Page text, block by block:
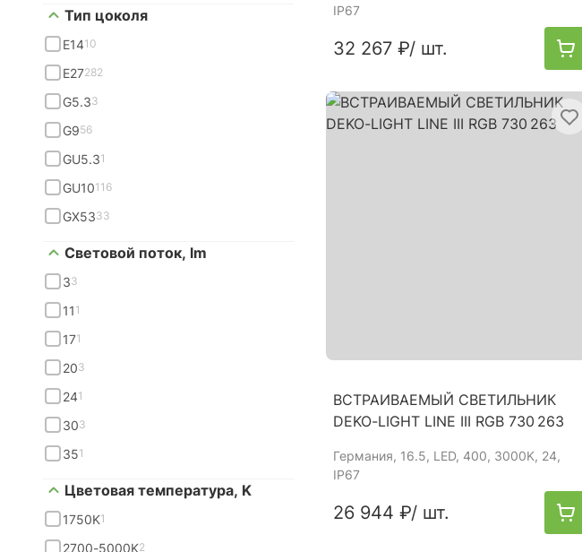
Тип цоколя
E1410
E27282
G5.33
G956
GU5.31
GU10116
GX5333
Световой поток, lm
33
11 1
171
203
241
303
351
Цветовая температура, K
1750K1
2700-5000K2
IP67
32 267 ₽/ шт.
ВСТРАИВАЕМЫЙ СВЕТИЛЬНИК
DEKO-LIGHT LINE III RGB 730 263
Германия, 16.5, LED, 400, 3000K, 24,
IP67
26 944 ₽/ шт.